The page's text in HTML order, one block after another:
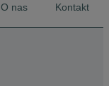
O nas Kontakt